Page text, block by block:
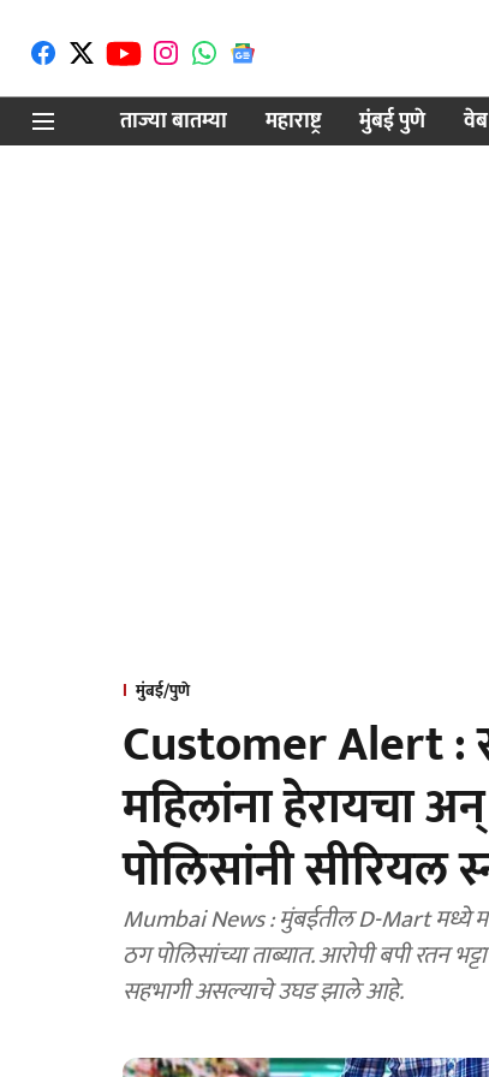
ताज्या बातम्या
महाराष्ट्र मुंबई पुणे
मुंबई/पुणे
Customer Alert :
महिलांना हेरायचा
पोलिसांनी सीरियल
Mumbai News : मुंबईतील D-Mart मध्ये
ठग पोलिसांच्या ताब्यात. आरोपी बपी रतन
सहभागी असल्याचे उघड झाले आहे.